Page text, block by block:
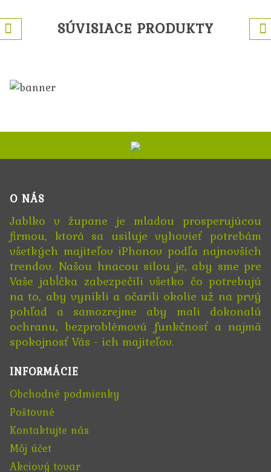
SÚVISIACE PRODUKTY
O NÁS
Jablko v župane je mladou prosperujúcou
firmou, ktorá sa usiluje vyhovieť potrebám
všetkých majiteľov iPhonov podľa najnovších
trendov. Našou hnacou silou je, aby sme pre
Vaše jabĺčka zabezpečili všetko čo potrebujú
na to, aby vynikli a očarili okolie už na prvý
pohľad a samozrejme aby mali dokonalú
ochranu, bezproblémovú funkčnosť a najmä
spokojnosť Vás - ich majiteľov.
INFORMÁCIE
Obchodné podmienky
Poštovné
Kontaktujte nás
Môj účet
Akciový tovar